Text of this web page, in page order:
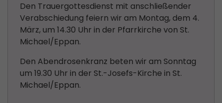
Den Trauergottesdienst mit anschließender
Verabschiedung feiern wir am Montag, dem 4.
März, um 14.30 Uhr in der Pfarrkirche von St.
Michael/Eppan.
Den Abendrosenkranz beten wir am Sonntag
um 19.30 Uhr in der St.-Josefs-Kirche in St.
Michael/Eppan.